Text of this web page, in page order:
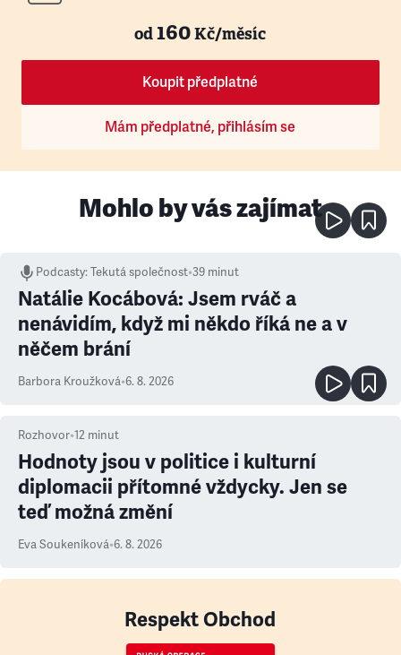
od160Kč/měsíc
Koupit předplatné
Mám předplatné, přihlásím se
Mohlo by vás zajímat
Podcasty:Tekutá společnost•39 minut
Natálie Kocábová: Jsem rváč a
nenávidím, když mi někdo říká ne a v
něčem brání
Barbora Kroužková•6. 8. 2026
Rozhovor•12 minut
Hodnoty jsou v politice i kulturní
diplomacii přítomné vždycky. Jen se
teď možná změní
Eva Soukeníková•6. 8. 2026
Respekt Obchod